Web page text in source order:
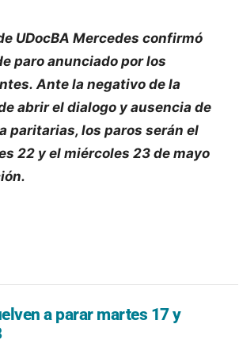
UDocBA Mercedes confirmó
paro anunciado por los
Ante la negativo de la
abrir el dialogo y ausencia de
paritarias, los paros serán el
22 y el miércoles 23 de mayo
a parar martes 17 y